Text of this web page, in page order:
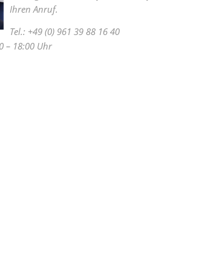
Ihren Anruf.
Tel.: +49 (0) 961 39 88 16 40
– 18:00 Uhr